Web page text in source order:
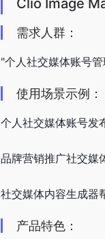
Clio Image
需求人群：
"个人社交媒体账号
使用场景示例：
个人社交媒体账号发
品牌营销推广社交媒
社交媒体内容生成器
产品特色：